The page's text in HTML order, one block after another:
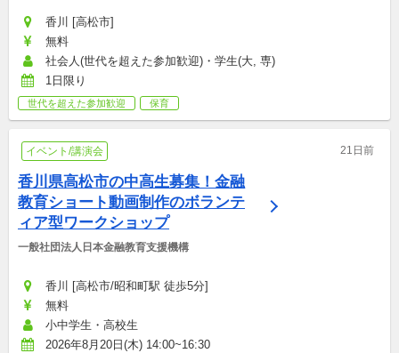
香川 [高松市]
無料
社会人(世代を超えた参加歓迎)・学生(大, 専)
1日限り
世代を超えた参加歓迎 保育
イベント/講演会 21日前
香川県高松市の中高生募集！金融
教育ショート動画制作のボランテ
ィア型ワークショップ
一般社団法人日本金融教育支援機構
香川 [高松市/昭和町駅 徒歩5分]
無料
小中学生・高校生
2026年8月20日(木) 14:00~16:30